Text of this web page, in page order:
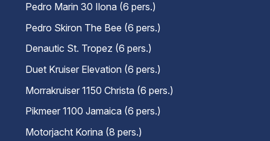
Pedro Marin 30 Ilona (6 pers.)
Pedro Skiron The Bee (6 pers.)
Denautic St. Tropez (6 pers.)
Duet Kruiser Elevation (6 pers.)
Morrakruiser 1150 Christa (6 pers.)
Pikmeer 1100 Jamaica (6 pers.)
Motorjacht Korina (8 pers.)